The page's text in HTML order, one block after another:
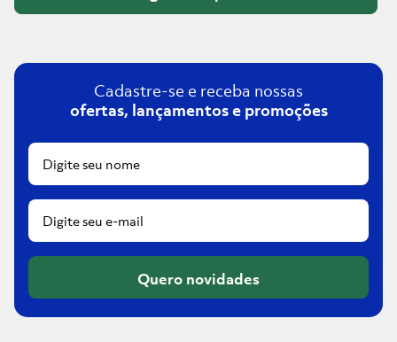
Cadastre-se e receba nossas
ofertas, lançamentos e promoções
Quero novidades